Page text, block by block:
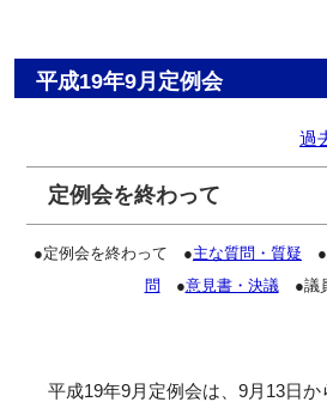
平成19年9月定例会
過
定例会を終わって
●定例会を終わって ●主な質問・質疑 ●
問 ●意見書・決議●議
平成19年9月定例会は、9月13日